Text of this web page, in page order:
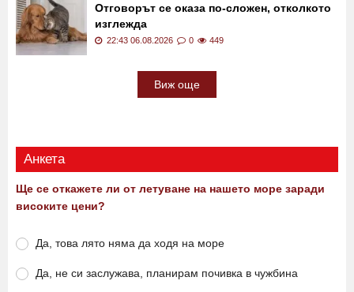
Отговорът се оказа по-сложен, отколкото
изглежда
22:43 06.08.2026 0 449
Виж още
Анкета
Ще се откажете ли от летуване на нашето море заради
високите цени?
Да, това лято няма да ходя на море
Да, не си заслужава, планирам почивка в чужбина